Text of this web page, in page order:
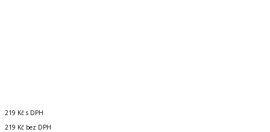
219 Kč s DPH
219 Kč bez DPH